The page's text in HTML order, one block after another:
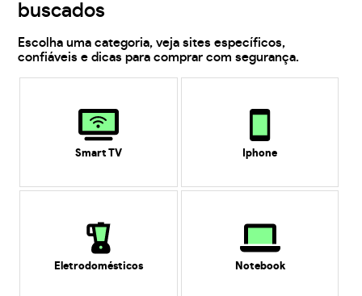
buscados
Escolha uma categoria, veja sites específicos,
confiáveis e dicas para comprar com segurança.
Smart TV Iphone
Eletrodomésticos Notebook